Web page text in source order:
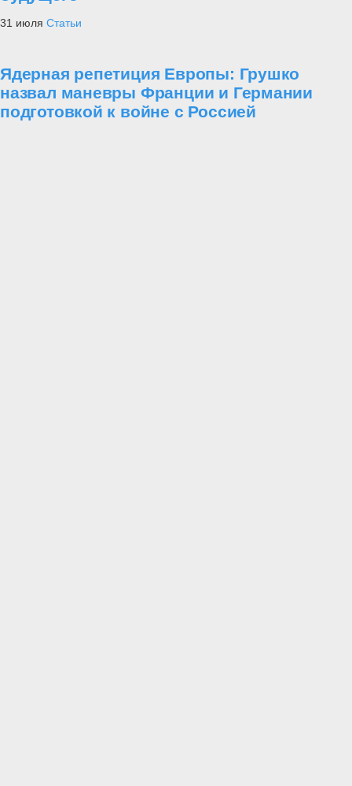
31 июля Статьи
Ядерная репетиция Европы: Грушко
назвал маневры Франции и Германии
подготовкой к войне с Россией